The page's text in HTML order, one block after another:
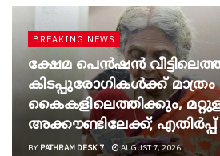
BREAKING NEWS
ക്ഷേമ പെൻഷൻ
കിടപ്പുരോഗികൾക്ക് മാത്രം
കൈകളിലെത്തിക്കും,
അക്കൗണ്ടിലേക്ക്;
BY PATHRAM DESK 7 AUGUST 7, 2026